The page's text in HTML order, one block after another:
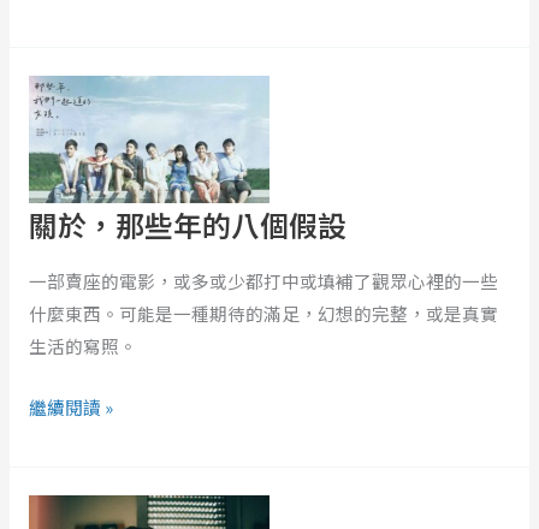
關於，那些年的八個假設
一部賣座的電影，或多或少都打中或填補了觀眾心裡的一些
什麼東西。可能是一種期待的滿足，幻想的完整，或是真實
生活的寫照。
於，
那
些
年
的
個
假
設
繼續閱讀 »